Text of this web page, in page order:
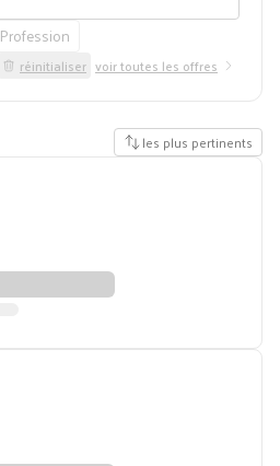
Profession
réinitialiser voir toutes les offres
les plus pertinents